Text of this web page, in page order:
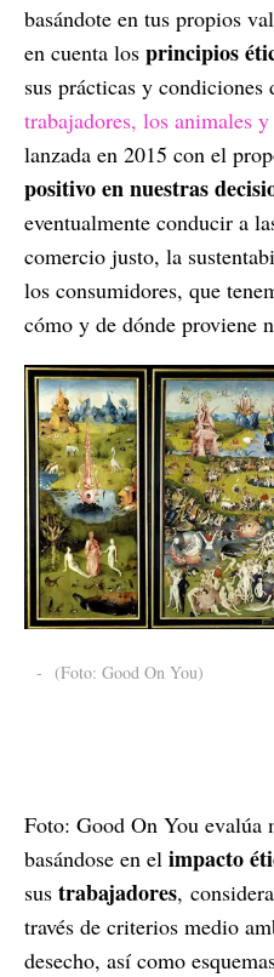
basándote en tus propios
en cuenta los principios
sus prácticas y
trabajadores, los animales
lanzada en 2015 con el
positivo en nuestras
eventualmente conducir a
comercio justo, la
los consumidores, que
cómo y de dónde proviene
- (Foto: Good On You)
Foto: Good On You evalúa
basándose en el impacto
sus trabajadores,
través de criterios medio
desecho, así como